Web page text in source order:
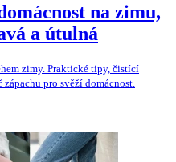
na zimu,
a útulná
zimy. Praktické tipy, čistící
pro svěží domácnost.